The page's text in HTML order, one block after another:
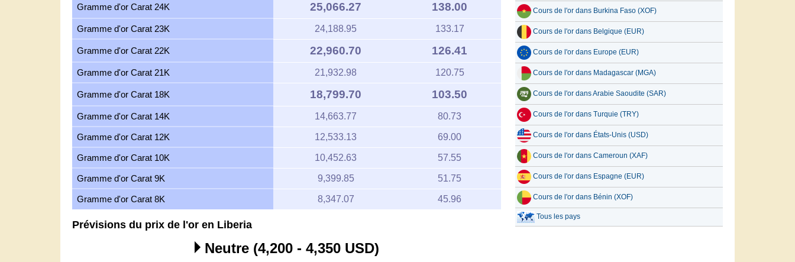
Gramme d'or Carat 24K 25,066.27 138.00
Gramme d'or Carat 23K 24,188.95 133.17
Gramme d'or Carat 22K 22,960.70 126.41
Gramme d'or Carat 21K 21,932.98 120.75
Gramme d'or Carat 18K 18,799.70 103.50
Gramme d'or Carat 14K 14,663.77 80.73
Gramme d'or Carat 12K 12,533.13 69.00
Gramme d'or Carat 10K 10,452.63 57.55
Gramme d'or Carat 9K 9,399.85 51.75
Gramme d'or Carat 8K 8,347.07 45.96
Prévisions du prix de l'or en Liberia
Neutre (4,200 - 4,350 USD)
Cours de l'or dans Burkina Faso (XOF)
Cours de l'or dans Belgique (EUR)
Cours de l'or dans Europe (EUR)
Cours de l'or dans Madagascar (MGA)
Cours de l'or dans Arabie Saoudite (SAR)
Cours de l'or dans Turquie (TRY)
Cours de l'or dans États-Unis (USD)
Cours de l'or dans Cameroun (XAF)
Cours de l'or dans Espagne (EUR)
Cours de l'or dans Bénin (XOF)
Tous les pays